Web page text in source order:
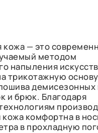
кожа — это
методом
напыления
трикотажную
демисезонных
и брюк. Благодаря
кожа комфортна в
в прохладную